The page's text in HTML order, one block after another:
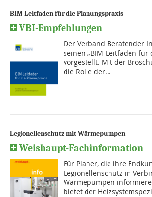
BIM-Leitfaden für die Planungspraxis
VBI-Empfehlungen
Der Verband Beratender
seinen „BIM-Leitfaden für
vorgestellt. Mit der
die Rolle der...
Legionellenschutz mit Wärmepumpen
Weishaupt-Fachinformation
Für Planer, die ihre
Legionellenschutz in
Wärmepumpen
bietet der